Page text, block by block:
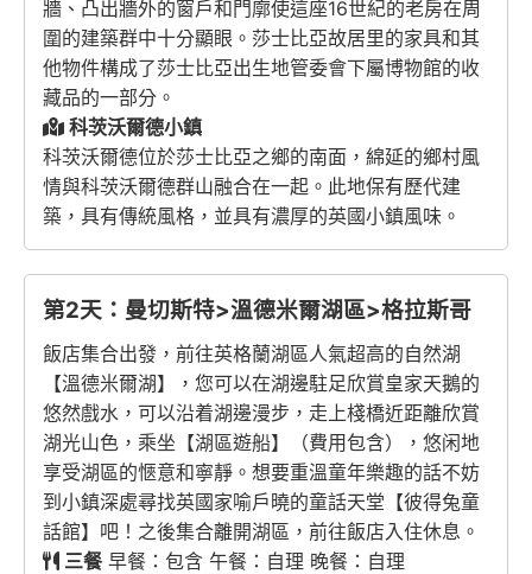
牆、凸出牆外的窗戶和門廓使這座16世紀的老房在周
圍的建築群中十分顯眼。莎士比亞故居里的家具和其
他物件構成了莎士比亞出生地管委會下屬博物館的收
藏品的一部分。
科茨沃爾德小鎮
科茨沃爾德位於莎士比亞之鄉的南面，綿延的鄉村風
情與科茨沃爾德群山融合在一起。此地保有歷代建
築，具有傳統風格，並具有濃厚的英國小鎮風味。
第2天：曼切斯特>溫德米爾湖區>格拉斯哥
飯店集合出發，前往英格蘭湖區人氣超高的自然湖
【溫德米爾湖】，您可以在湖邊駐足欣賞皇家天鵝的
悠然戲水，可以沿着湖邊漫步，走上棧橋近距離欣賞
湖光山色，乘坐【湖區遊船】（費用包含），悠闲地
享受湖區的愜意和寧靜。想要重溫童年樂趣的話不妨
到小鎮深處尋找英國家喻戶曉的童話天堂【彼得兔童
話館】吧！之後集合離開湖區，前往飯店入住休息。
三餐早餐：包含 午餐：自理 晚餐：自理